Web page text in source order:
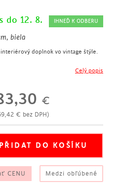
do 12. 8. IHNEĎ K ODBERU
biela
doplnok vo vintage štýle.
či dekorácie
Celý popis
€
€ bez DPH)
CENU Medzi obľúbené